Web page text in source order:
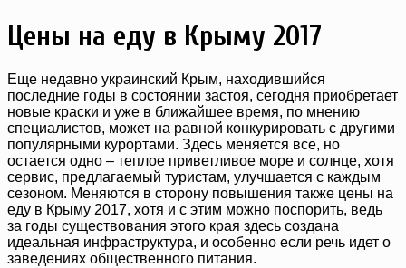
Цены на еду в Крыму 2017
Еще недавно украинский Крым, находившийся
последние годы в состоянии застоя, сегодня приобретает
новые краски и уже в ближайшее время, по мнению
специалистов, может на равной конкурировать с другими
популярными курортами. Здесь меняется все, но
остается одно – теплое приветливое море и солнце, хотя
сервис, предлагаемый туристам, улучшается с каждым
сезоном. Меняются в сторону повышения также цены на
еду в Крыму 2017, хотя и с этим можно поспорить, ведь
за годы существования этого края здесь создана
идеальная инфраструктура, и особенно если речь идет о
заведениях общественного питания.